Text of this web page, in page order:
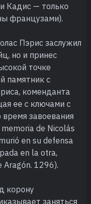
Кадис — только
французами).
Пэрис заслужил
но и принес
точке
памятник с
коменданта
ее с ключами с
завоевания
de Nicolás
en su defensa
en la otra,
Aragón. 1296).
корону
заняться